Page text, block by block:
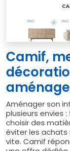
Camif,
Aménager son
plusieurs envies
choisir des
éviter les
vite. Camif